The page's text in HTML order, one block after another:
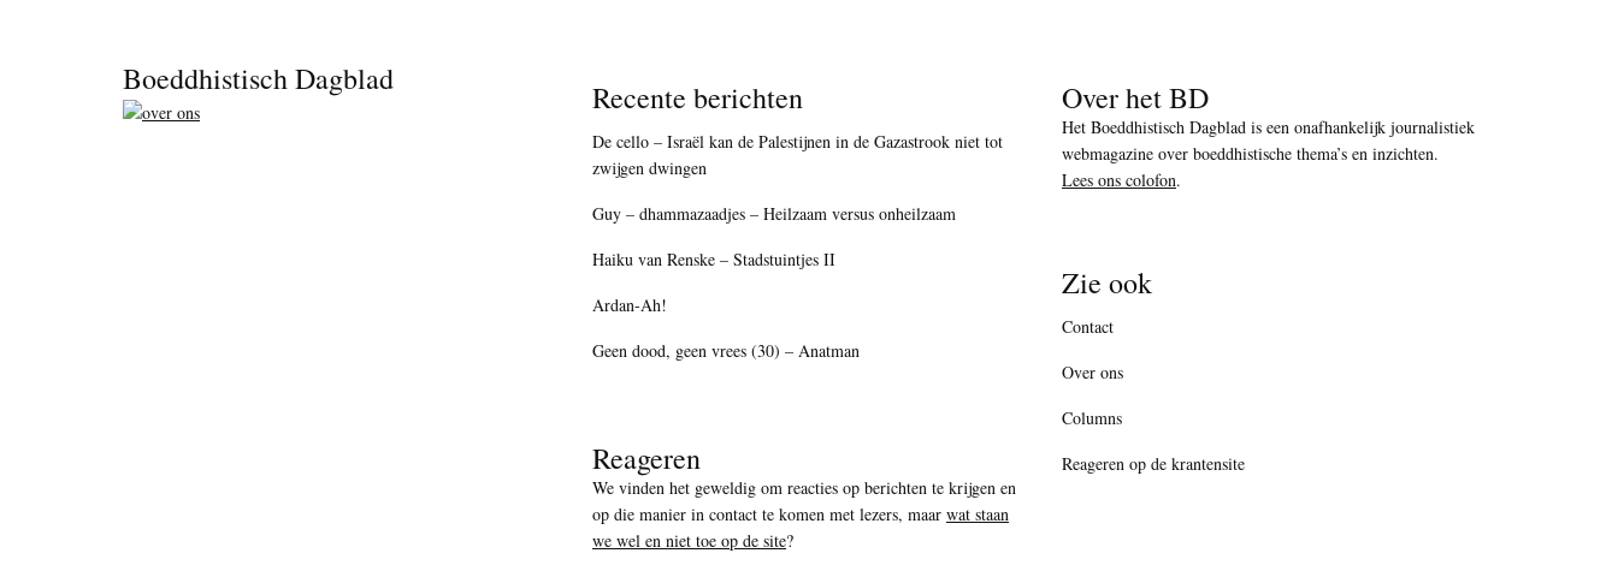
Boeddhistisch Dagblad Recente berichten
De cello – Israël kan de Palestijnen in de Gazastrook niet tot
zwijgen dwingen
Guy – dhammazaadjes – Heilzaam versus onheilzaam
Haiku van Renske – Stadstuintjes II
Ardan-Ah!
Geen dood, geen vrees (30) – Anatman
Reageren
We vinden het geweldig om reacties op berichten te krijgen en
op die manier in contact te komen met lezers, maar wat staan
we wel en niet toe op de site?
Over het BD
Het Boeddhistisch Dagblad is een onafhankelijk journalistiek
webmagazine over boeddhistische thema’s en inzichten.
Lees ons colofon.
Zie ook
Contact
Over ons
Columns
Reageren op de krantensite